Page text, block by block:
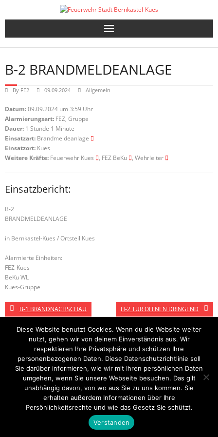
B-2 BRANDMELDEANLAGE
By FE2 09.09.2024 Allgemein
Datum:09.09.2024 um 3:59 Uhr
Alarmierungsart: FEZ, Gruppe
Dauer: 1 Stunde 1 Minute
Einsatzart: Brandmeldeanlage
Einsatzort: Kues
Weitere Kräfte: Feuerwehr Kues , FEZ BeKu , Wehrleiter
Einsatzbericht:
B-2
BRANDMELDEANLAGE
in Bernkastel-Kues / Ortsteil Kues
Alarmierte Einheiten:
FEZ-Kues
BeKu WL
Kues-Gruppe
B-1 BRANDNACHSCHAU H-2 TÜR ÖFFNEN DRINGEND
Startseite Einsätze Mitglied werden Über uns
Bilder
Kontakt
Theme byThink Up Themes Ltd. Powered byWordPress.
Diese Website benutzt Cookies. Wenn du die Website weiter
nutzt, gehen wir von deinem Einverständnis aus. Wir
respektieren Ihre Privatsphäre und schützen Ihre
personenbezogenen Daten. Diese Datenschutzrichtlinie soll
Sie darüber informieren, wie wir mit Ihren persönlichen Daten
umgehen, wenn Sie unsere Webseite besuchen. Das gilt
unabhängig davon, von wo aus Sie zu uns kommen. Sie
erhalten außerdem Informationen über Ihre
Persönlichkeitsrechte und wie das Gesetz Sie schützt.
Verstanden